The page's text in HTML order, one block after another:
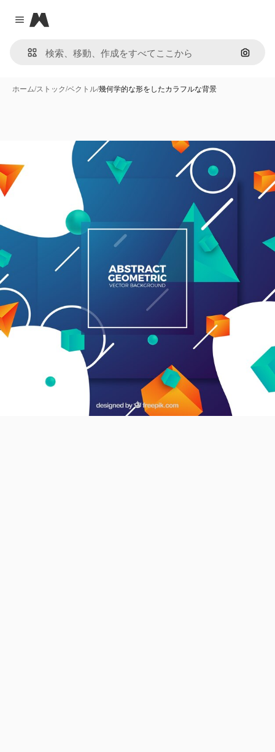
Close menu
Magnific
画像で
ホーム/ストック/ベクトル/幾何学的な形をしたカラフルな背景